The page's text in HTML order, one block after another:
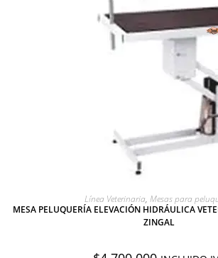
AGREGAR A COTIZACIÓN
Línea Veterinaria, Mesas para
MESA PELUQUERÍA ELEVACIÓN HIDRÁULICA
ZINGAL